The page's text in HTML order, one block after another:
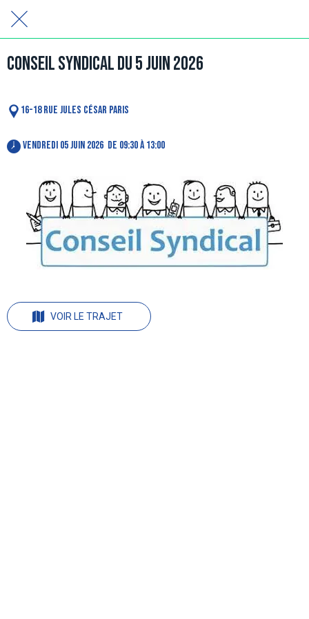
Conseil Syndical du 5 juin 2026
16-18 Rue Jules César Paris
vendredi 05 juin 2026  de 09:30 à 13:00
VOIR LE TRAJET